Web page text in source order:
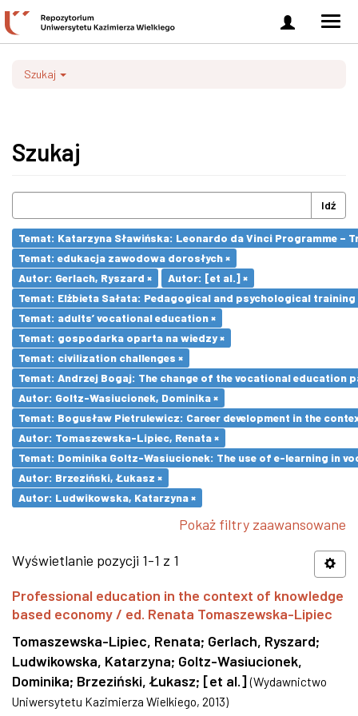
Zaloguj
się
Szukaj
Szukaj
Idź
Temat: Katarzyna Sławińska: Leonardo da Vinci Programme
Temat: edukacja zawodowa dorosłych ×
Autor: Gerlach, Ryszard ×
Autor: [et al.] ×
Temat: Elżbieta Sałata: Pedagogical and psychological
Temat: adults’ vocational education ×
Temat: gospodarka oparta na wiedzy ×
Temat: civilization challenges ×
Temat: Andrzej Bogaj: The change of the vocational education
Autor: Goltz-Wasiucionek, Dominika ×
Temat: Bogusław Pietrulewicz: Career development in the
Autor: Tomaszewska-Lipiec, Renata ×
Temat: Dominika Goltz-Wasiucionek: The use of e-learning in
Autor: Brzeziński, Łukasz ×
Autor: Ludwikowska, Katarzyna ×
Pokaż filtry zaawansowane
Wyświetlanie pozycji 1-1 z 1
Professional education in the context of knowledge
based economy / ed. Renata Tomaszewska-Lipiec
Tomaszewska-Lipiec, Renata; Gerlach, Ryszard;
Ludwikowska, Katarzyna; Goltz-Wasiucionek,
Dominika; Brzeziński, Łukasz; [et al.] (Wydawnictwo
Uniwersytetu Kazimierza Wielkiego, 2013)